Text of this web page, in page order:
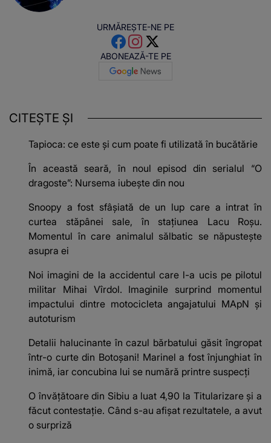
URMĂREȘTE-NE PE
ABONEAZĂ-TE PE
CITEȘTE ȘI
Tapioca: ce este și cum poate fi utilizată în bucătărie
În această seară, în noul episod din serialul “O
dragoste”: Nursema iubește din nou
Snoopy a fost sfâșiată de un lup care a intrat în
curtea stăpânei sale, în stațiunea Lacu Roșu.
Momentul în care animalul sălbatic se năpustește
asupra ei
Noi imagini de la accidentul care l-a ucis pe pilotul
militar Mihai Vîrdol. Imaginile surprind momentul
impactului dintre motocicleta angajatului MApN și
autoturism
Detalii halucinante în cazul bărbatului găsit îngropat
într-o curte din Botoșani! Marinel a fost înjunghiat în
inimă, iar concubina lui se numără printre suspecți
O învățătoare din Sibiu a luat 4,90 la Titularizare și a
făcut contestație. Când s-au afișat rezultatele, a avut
o surpriză